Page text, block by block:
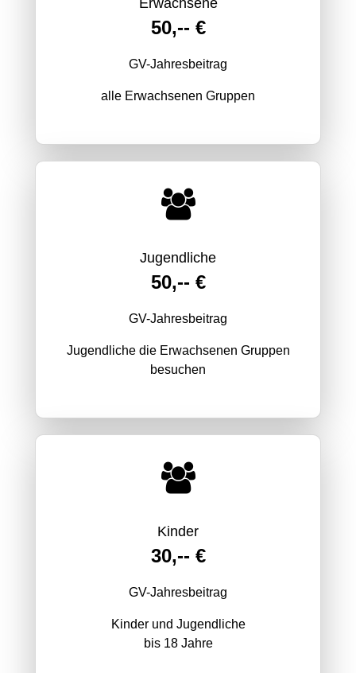
50,-- €
GV-Jahresbeitrag
alle Erwachsenen Gruppen
Jugendliche
50,-- €
GV-Jahresbeitrag
Jugendliche die Erwachsenen Gruppen
besuchen
Kinder
30,-- €
GV-Jahresbeitrag
Kinder und Jugendliche
bis 18 Jahre